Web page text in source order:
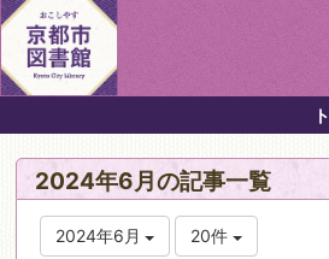
2024年6月の記事一覧
2024年6月 20件